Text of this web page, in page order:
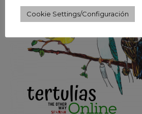
Cookie Settings/Configuración